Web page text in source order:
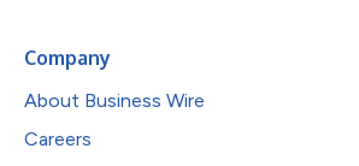
Company
About Business Wire
Careers